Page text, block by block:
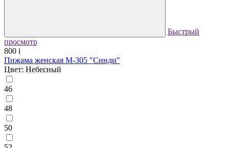
Быстрый
просмотр
800 i
Пижама женская М-305 "Синди"
Цвет: Небесный
46
48
50